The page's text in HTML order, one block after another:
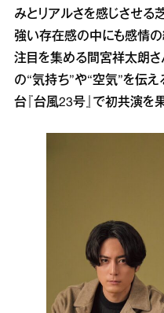
みとリアルさを感じさせる
強い存在感の中にも感情の
注目を集める間宮祥太朗さ
の“気持ち”や“空気”を伝
台『台風23号』で初共演を